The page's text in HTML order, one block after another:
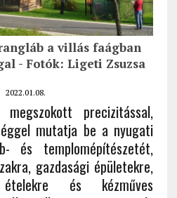
a villás faágban
- Fotók: Ligeti Zsuzsa
2022.01.08.
precizitással,
mutatja be a nyugati
és templomépítészetét,
gazdasági épületekre,
és kézműves